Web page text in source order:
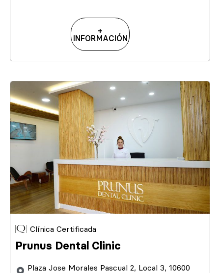
+
INFORMACIÓN
Clínica Certificada
Prunus Dental Clinic
Plaza Jose Morales Pascual 2, Local 3, 10600